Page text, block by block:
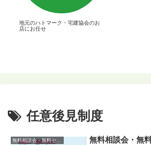
地元のハトマーク・宅建協会のお
店にお任せ
任意後見制度
無料相談会・無料セミナー
無料相談会・無